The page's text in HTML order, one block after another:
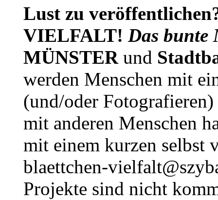
Lust zu
VIELFALT! Das bunte
MÜNSTERund
werden Menschen mit
(und/oder
mit anderen Menschen
mit einem kurzen selbst
blaettchen-
Projekte sind nicht